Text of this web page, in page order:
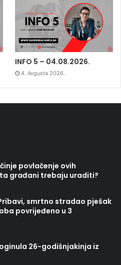
INFO 5 – 04.08.2026.
4. Avgusta 2026.
povlačenje ovih
građani trebaju uraditi?
smrtno stradao pješak
povrijeđeno u 3
26-godišnjakinja iz